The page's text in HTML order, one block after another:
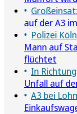
auf der A3
Polizei
Mann auf
flüchtet
In
Unfall auf
A3 bei